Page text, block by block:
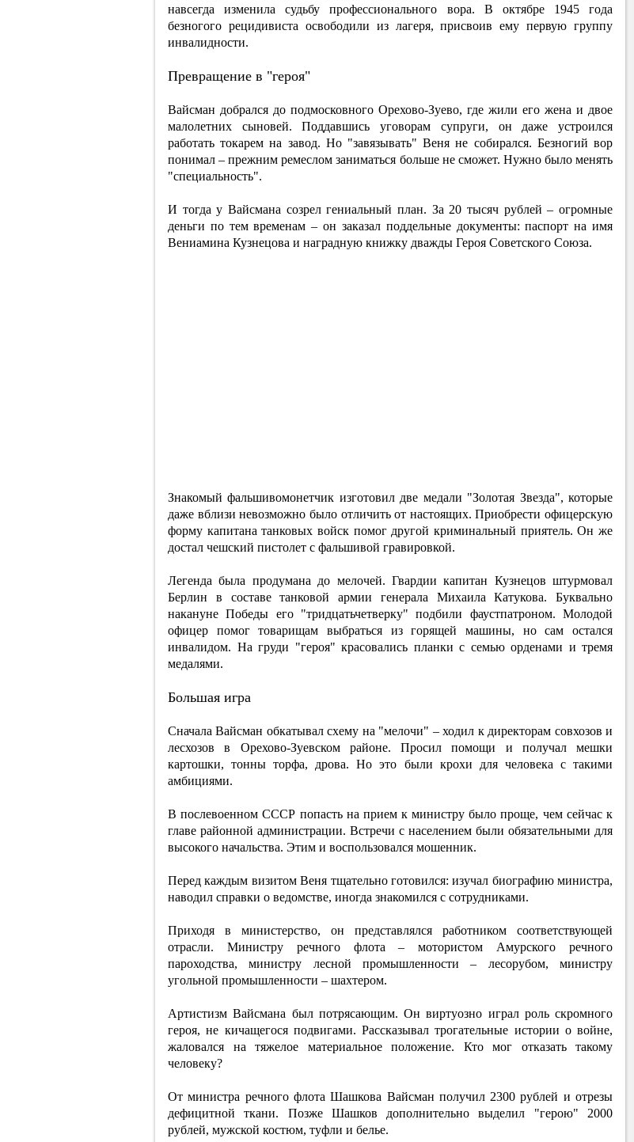
навсегда изменила судьбу профессионального вора. В октябре 1945 года
безногого рецидивиста освободили из лагеря, присвоив ему первую группу
инвалидности.
Превращение в "героя"
Вайсман добрался до подмосковного Орехово-Зуево, где жили его жена и двое
малолетних сыновей. Поддавшись уговорам супруги, он даже устроился
работать токарем на завод. Но "завязывать" Веня не собирался. Безногий вор
понимал – прежним ремеслом заниматься больше не сможет. Нужно было менять
"специальность".
И тогда у Вайсмана созрел гениальный план. За 20 тысяч рублей – огромные
деньги по тем временам – он заказал поддельные документы: паспорт на имя
Вениамина Кузнецова и наградную книжку дважды Героя Советского Союза.
Знакомый фальшивомонетчик изготовил две медали "Золотая Звезда", которые
даже вблизи невозможно было отличить от настоящих. Приобрести офицерскую
форму капитана танковых войск помог другой криминальный приятель. Он же
достал чешский пистолет с фальшивой гравировкой.
Легенда была продумана до мелочей. Гвардии капитан Кузнецов штурмовал
Берлин в составе танковой армии генерала Михаила Катукова. Буквально
накануне Победы его "тридцатьчетверку" подбили фаустпатроном. Молодой
офицер помог товарищам выбраться из горящей машины, но сам остался
инвалидом. На груди "героя" красовались планки с семью орденами и тремя
медалями.
Большая игра
Сначала Вайсман обкатывал схему на "мелочи" – ходил к директорам совхозов и
лесхозов в Орехово-Зуевском районе. Просил помощи и получал мешки
картошки, тонны торфа, дрова. Но это были крохи для человека с такими
амбициями.
В послевоенном СССР попасть на прием к министру было проще, чем сейчас к
главе районной администрации. Встречи с населением были обязательными для
высокого начальства. Этим и воспользовался мошенник.
Перед каждым визитом Веня тщательно готовился: изучал биографию министра,
наводил справки о ведомстве, иногда знакомился с сотрудниками.
Приходя в министерство, он представлялся работником соответствующей
отрасли. Министру речного флота – мотористом Амурского речного
пароходства, министру лесной промышленности – лесорубом, министру
угольной промышленности – шахтером.
Артистизм Вайсмана был потрясающим. Он виртуозно играл роль скромного
героя, не кичащегося подвигами. Рассказывал трогательные истории о войне,
жаловался на тяжелое материальное положение. Кто мог отказать такому
человеку?
От министра речного флота Шашкова Вайсман получил 2300 рублей и отрезы
дефицитной ткани. Позже Шашков дополнительно выделил "герою" 2000
рублей, мужской костюм, туфли и белье.